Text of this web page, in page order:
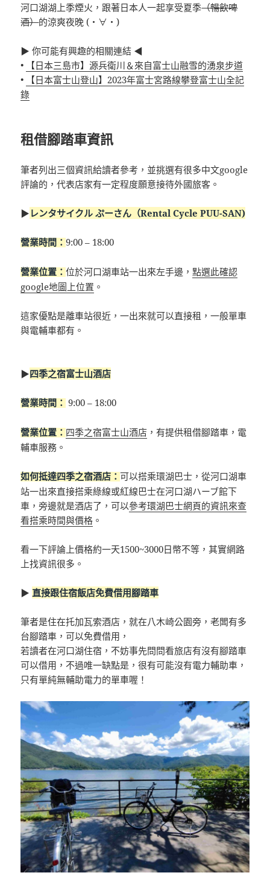
河口湖湖上季煙火，跟著日本人一起享受夏季（暢飲啤
酒）的涼爽夜晚 (・∀・)
▶ 你可能有興趣的相關連結 ◀
•
【日本三島市】源兵衛川＆來自富士山融雪的湧泉步道
•
【日本富士山登山】2023年富士宮路線攀登富士山全記
錄
租借腳踏車資訊
筆者列出三個資訊給讀者參考，並挑選有很多中文google
評論的，代表店家有一定程度願意接待外國旅客。
▶ レンタサイクル ぷーさん（Rental Cycle PUU-SAN)
營業時間：9:00 – 18:00
營業位置：位於河口湖車站一出來左手邊，點選此確認
google地圖上位置 。
這家優點是離車站很近，一出來就可以直接租，一般單車
與電輔車都有。
▶四季之宿富士山酒店
營業時間： 9:00 – 18:00
營業位置： 四季之宿富士山酒店 ，有提供租借腳踏車，電
輔車服務。
如何抵達四季之宿酒店： 可以搭乘環湖巴士，從河口湖車
站一出來直接搭乘綠線或紅線巴士在河口湖ハーブ館下
車，旁邊就是酒店了，可以參考環湖巴士網頁的資訊來查
看搭乘時間與價格 。
看一下評論上價格約一天1500~3000日幣不等，其實網路
上找資訊很多。
▶ 直接跟住宿飯店免費借用腳踏車
筆者是住在托加瓦索酒店，就在八木崎公園旁，老闆有多
台腳踏車，可以免費借用，
若讀者在河口湖住宿，不妨事先問問看旅店有沒有腳踏車
可以借用，不過唯一缺點是，很有可能沒有電力輔助車，
只有單純無輔助電力的單車喔！